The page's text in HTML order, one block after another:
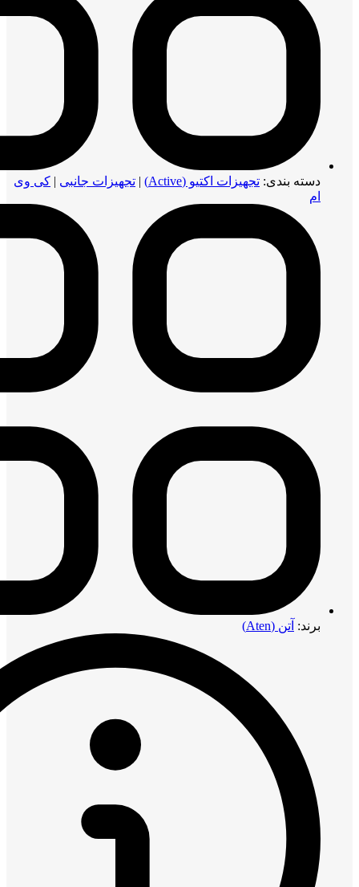
دسته بندی: تجهیزات اکتیو (Active) | تجهیزات جانبی | کی وی
ام
برند: آتن (Aten)